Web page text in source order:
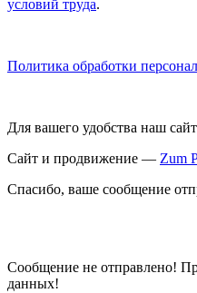
условий труда.
Политика обработки
Для вашего удобства наш
Сайт и продвижение — Zum
Спасибо, ваше сообщение
Сообщение не отправлено!
данных!